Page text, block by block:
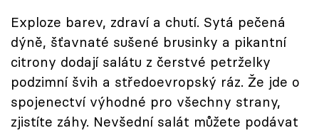
Sledujte prima+
Přihlášení
Sledujte nás
Exploze barev, zdraví a chutí. Sytá pečená
dýně, šťavnaté sušené brusinky a pikantní
citrony dodají salátu z čerstvé petrželky
podzimní švih a středoevropský ráz. Že jde o
spojenectví výhodné pro všechny strany,
zjistíte záhy. Nevšední salát můžete podávat